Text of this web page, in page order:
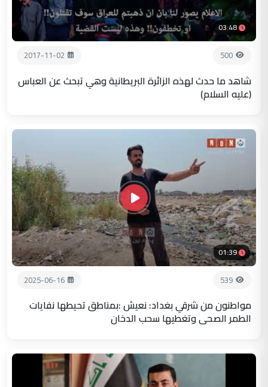
03:48
500
2017-11-02
شاهد ما حدث لهذه الزائرة البريطانية وهي تبحث عن العباس
(عليه السلام)
01:39
539
2025-06-16
مواطنون من شرقي بغداد: نعيش :بمناطق تحيطها نفايات
الطمر الصحي وتغطيها سحب الدخان